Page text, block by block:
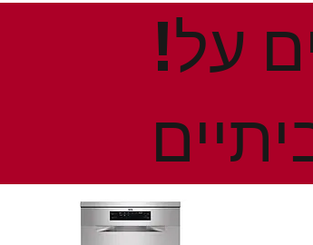
!הנחות ומבצעים חמים על